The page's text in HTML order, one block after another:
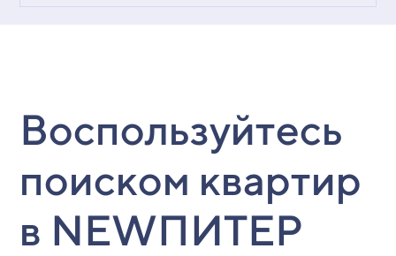
Воспользуйтесь
поиском квартир
в NEWПИТЕР